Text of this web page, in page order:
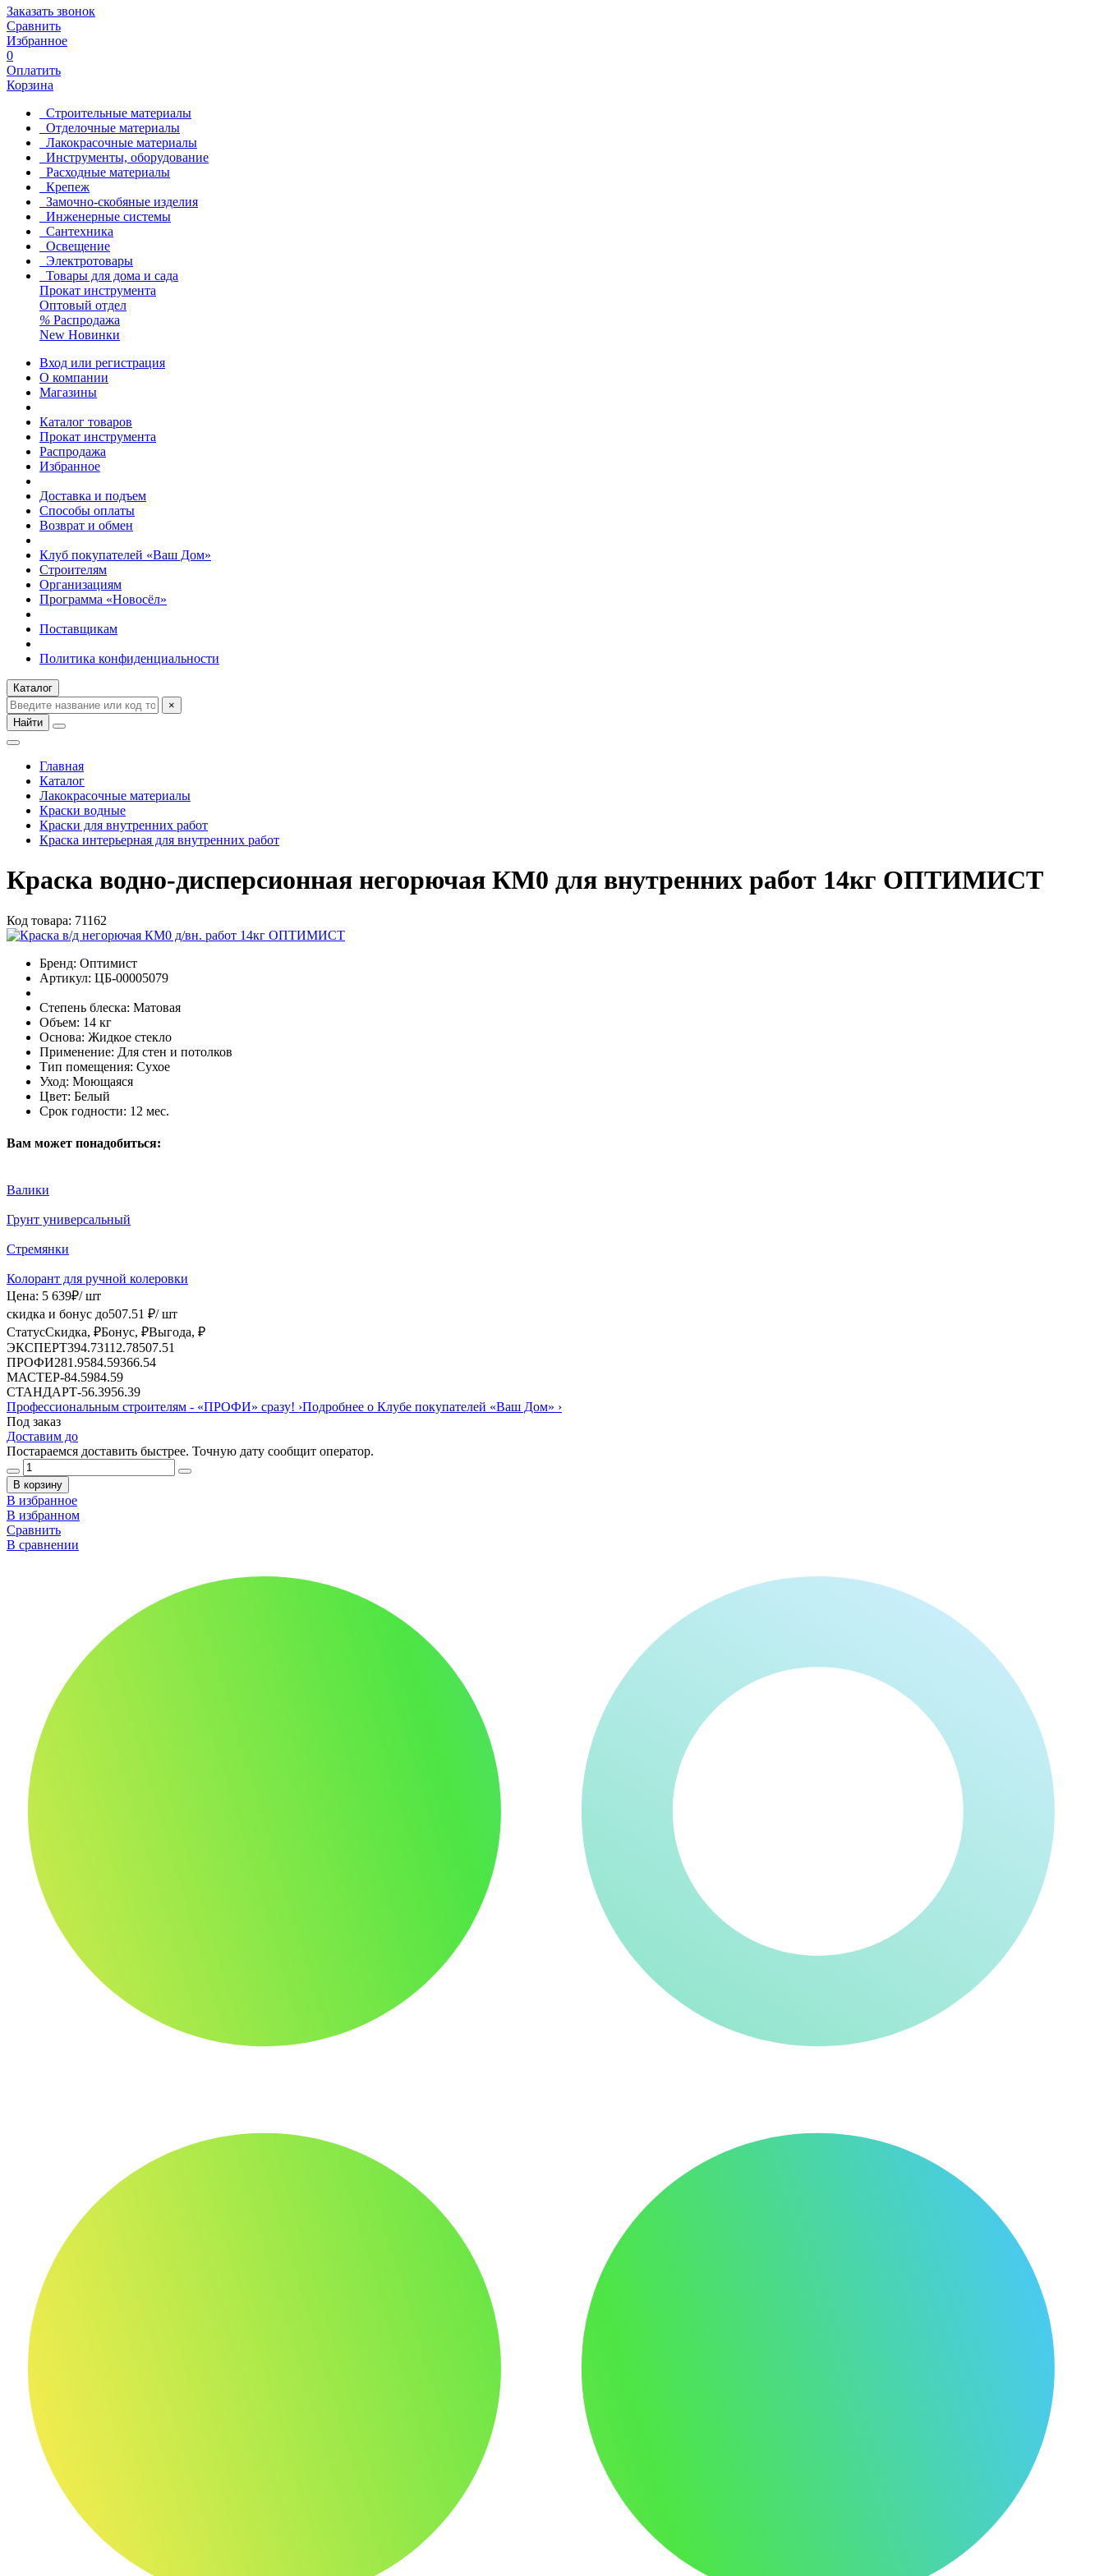
Заказать звонок
Сравнить
Избранное
0
Оплатить
Корзина
Строительные материалы
Отделочные материалы
Лакокрасочные материалы
Инструменты, оборудование
Расходные материалы
Крепеж
Замочно-скобяные изделия
Инженерные системы
Сантехника
Освещение
Электротовары
Товары для дома и сада
Прокат инструмента
Оптовый отдел
% Распродажа
New Новинки
Вход или регистрация
О компании
Магазины
Каталог товаров
Прокат инструмента
Распродажа
Избранное
Доставка и подъем
Способы оплаты
Возврат и обмен
Клуб покупателей «Ваш Дом»
Строителям
Организациям
Программа «Новосёл»
Поставщикам
Политика конфиденциальности
Каталог
×
Найти
Главная
Каталог
Лакокрасочные материалы
Краски водные
Краски для внутренних работ
Краска интерьерная для внутренних работ
Краска водно-дисперсионная негорючая КМ0 для внутренних работ 14кг ОПТИМИСТ
Код товара: 71162
Бренд: Оптимист
Артикул: ЦБ-00005079
Степень блеска: Матовая
Объем: 14 кг
Основа: Жидкое стекло
Применение: Для стен и потолков
Тип помещения: Сухое
Уход: Моющаяся
Цвет: Белый
Срок годности: 12 мес.
Вам может понадобиться:
Валики
Грунт универсальный
Стремянки
Колорант для ручной колеровки
Цена: 5 639₽/ шт
скидка и бонус до507.51 ₽/ шт
СтатусСкидка, ₽Бонус, ₽Выгода, ₽
ЭКСПЕРТ394.73112.78507.51
ПРОФИ281.9584.59366.54
МАСТЕР-84.5984.59
СТАНДАРТ-56.3956.39
Профессиональным строителям - «ПРОФИ» сразу! ›Подробнее о Клубе покупателей «Ваш Дом» ›
Под заказ
Доставим до
Постараемся доставить быстрее. Точную дату сообщит оператор.
В корзину
В избранное
В избранном
Сравнить
В сравнении